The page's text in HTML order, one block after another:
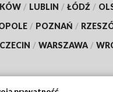
/ LUBLIN / ŁÓDŹ /
/ POZNAŃ /
/ WARSZAWA /